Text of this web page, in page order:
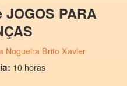
PARA
Nogueira Brito Xavier
10 horas